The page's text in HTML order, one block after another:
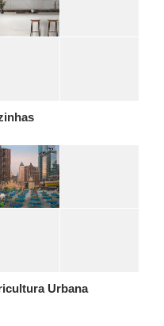
Urbana